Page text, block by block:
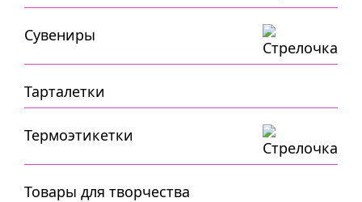
Сувениры
Тарталетки
Термоэтикетки
Товары для творчества